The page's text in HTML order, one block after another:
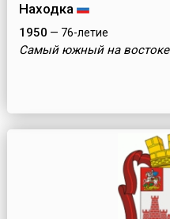
Находка
1950 — 76-летие
Самый южный на востоке